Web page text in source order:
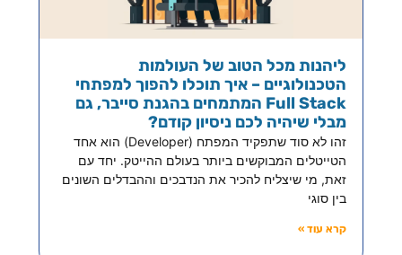
ליהנות מכל הטוב של העולמות
הטכנולוגיים – איך תוכלו להפוך למפתחי
Full Stack המתמחים בהגנת סייבר, גם
מבלי שיהיה לכם ניסיון קודם?
זהו לא סוד שתפקיד המפתח (Developer) הוא אחד
הטייטלים המבוקשים ביותר בעולם ההייטק. יחד עם
זאת, מי שיצליח להכיר את הנדבכים וההבדלים השונים
בין סוגי
קרא עוד »